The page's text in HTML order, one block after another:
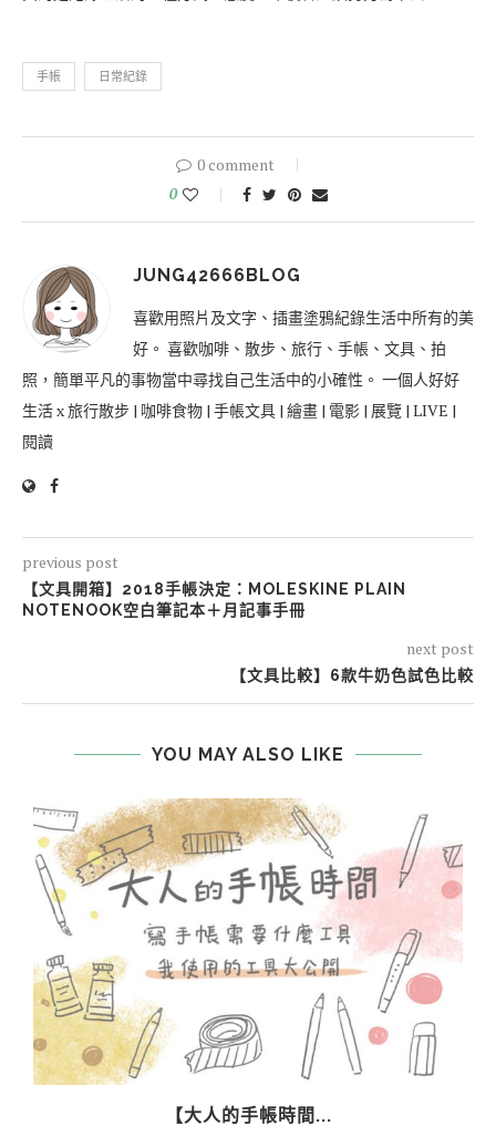
手帳 日常紀錄
0 comment
0
JUNG42666BLOG
喜歡用照片及文字、插畫塗鴉紀錄生活中所有的美
好。 喜歡咖啡、散步、旅行、手帳、文具、拍
照，簡單平凡的事物當中尋找自己生活中的小確性。 一個人好好
生活 x 旅行散步 | 咖啡食物 | 手帳文具 | 繪畫 | 電影 | 展覽 | LIVE |
閱讀
previous post
【文具開箱】2018手帳決定：MOLESKINE PLAIN
NOTENOOK空白筆記本＋月記事手冊
next post
【文具比較】6款牛奶色試色比較
YOU MAY ALSO LIKE
【大人的手帳時間...